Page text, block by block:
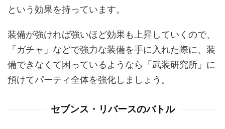
という効果を持っています。
装備が強ければ強いほど効果も上昇していくので、
「ガチャ」などで強力な装備を手に入れた際に、装
備できなくて困っているようなら「武装研究所」に
預けてパーティ全体を強化しましょう。
セブンス・リバースのバトル